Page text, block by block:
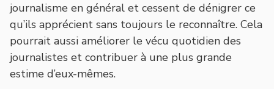
journalisme en général et cessent de dénigrer ce
qu’ils apprécient sans toujours le reconnaître. Cela
pourrait aussi améliorer le vécu quotidien des
journalistes et contribuer à une plus grande
estime d’eux-mêmes.